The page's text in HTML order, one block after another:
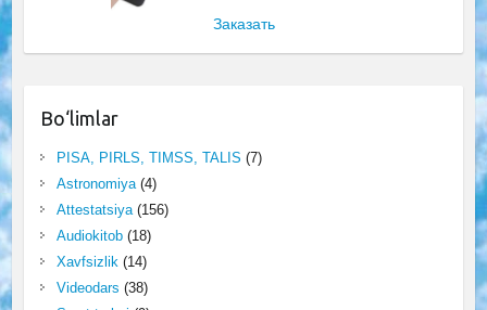
Заказать
Bo‘limlar
PISA, PIRLS, TIMSS, TALIS (7)
Astronomiya(4)
Attestatsiya(156)
Audiokitob(18)
Xavfsizlik (14)
Videodars (38)